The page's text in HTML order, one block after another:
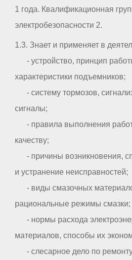
1 года. Квалификационная
электробезопасности 2.
1.3. Знает и применяет в
- устройство, принцип
характеристики подъемников;
- систему тормозов,
сигналы;
- правила выполнения работ
качеству;
- причины возникновения,
и устранение неисправностей;
- виды смазочных
рациональные режимы смазки;
- нормы расхода
материалов, способы их
- слесарное дело по